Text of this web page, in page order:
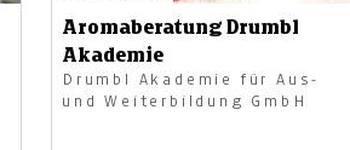
Aromaberatung Drumbl
Akademie
Drumbl Akademie für Aus-
und Weiterbildung GmbH